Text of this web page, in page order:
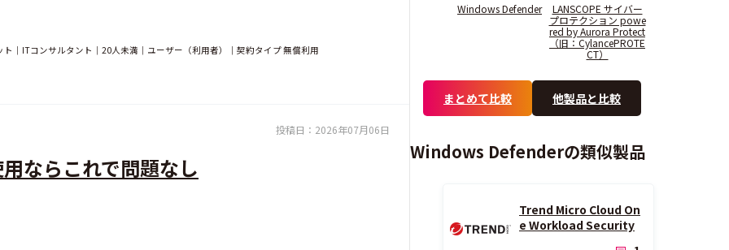
ト｜ITコンサルタント｜20人未満｜ユーザー（利用者）｜契約タイプ 無償利用
投稿日： 2026年07月06日
ならこれで問題なし
Windows Defender
LANSCOPE サイバー
プロテクション powe
red by Aurora Protect
（旧：CylancePROTE
CT）
まとめて比較 他製品と比較
Windows Defenderの類似製品
Trend Micro Cloud On
e Workload Security